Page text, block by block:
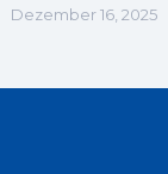
Dezember 16, 2025